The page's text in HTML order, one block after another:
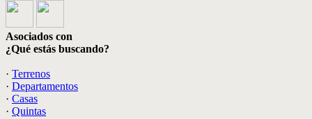
Asociados con
¿Qué estás buscando?
· Terrenos
· Departamentos
· Casas
· Quintas